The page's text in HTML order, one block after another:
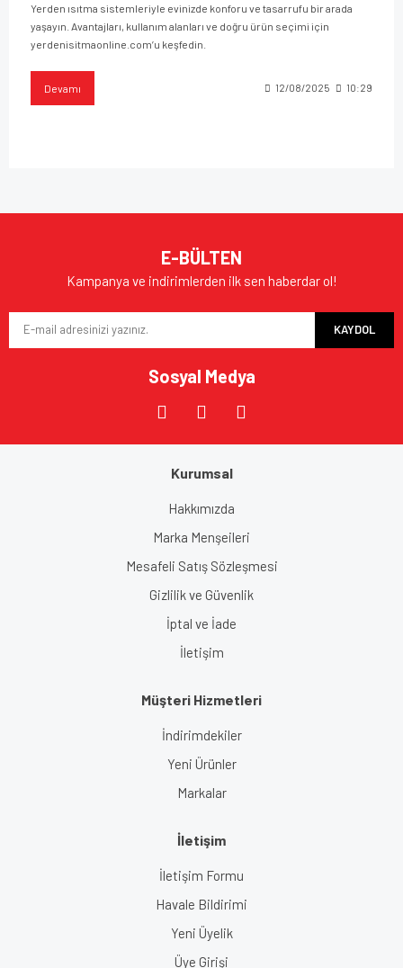
Yerden ısıtma sistemleriyle evinizde konforu ve tasarrufu bir arada
yaşayın. Avantajları, kullanım alanları ve doğru ürün seçimi için
yerdenisitmaonline.com’u keşfedin.
Devamı 12/08/2025 10:29
E-BÜLTEN
Kampanya ve indirimlerden ilk sen haberdar ol!
KAYDOL
Sosyal Medya
Kurumsal
Hakkımızda
Marka Menşeileri
Mesafeli Satış Sözleşmesi
Gizlilik ve Güvenlik
İptal ve İade
İletişim
Müşteri Hizmetleri
İndirimdekiler
Yeni Ürünler
Markalar
İletişim
İletişim Formu
Havale Bildirimi
Yeni Üyelik
Üye Girişi